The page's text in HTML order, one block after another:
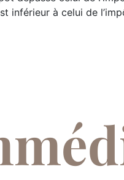
inférieur à celui de